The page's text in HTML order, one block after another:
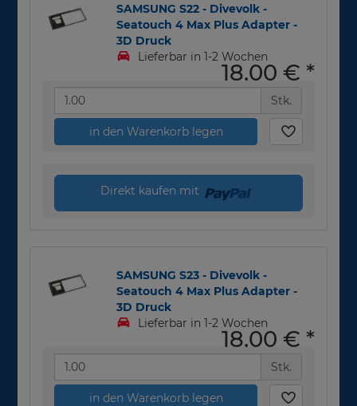
SAMSUNG S22 - Divevolk -
Seatouch 4 Max Plus Adapter -
3D Druck
Lieferbar in 1-2 Wochen
18,00 € *
Stk.
in den Warenkorb legen
Direkt kaufen mit
SAMSUNG S23 - Divevolk -
Seatouch 4 Max Plus Adapter -
3D Druck
Lieferbar in 1-2 Wochen
18,00 € *
Stk.
in den Warenkorb legen